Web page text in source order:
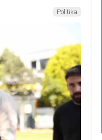
Politika